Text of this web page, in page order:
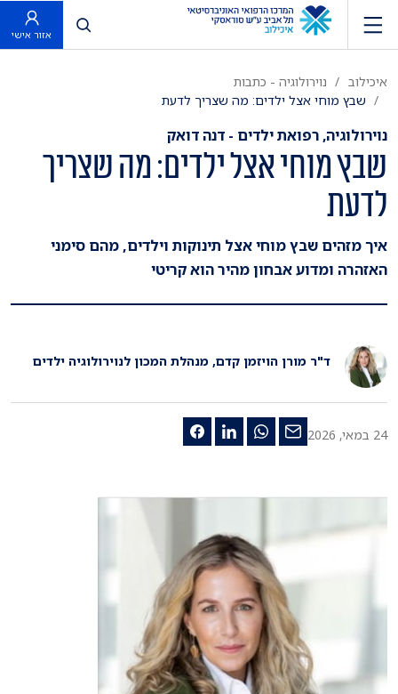
פתח חיפוש
אזור אישי
איכילוב
נוירולוגיה - כתבות
שבץ מוחי אצל ילדים: מה שצריך לדעת
נוירולוגיה, רפואת ילדים - דנה דואק
שבץ מוחי אצל ילדים: מה שצריך
לדעת
איך מזהים שבץ מוחי אצל תינוקות וילדים, מהם סימני
האזהרה ומדוע אבחון מהיר הוא קריטי
ד"ר מורן הויזמן קדם, מנהלת המכון לנוירולוגיה ילדים
24 במאי, 2026